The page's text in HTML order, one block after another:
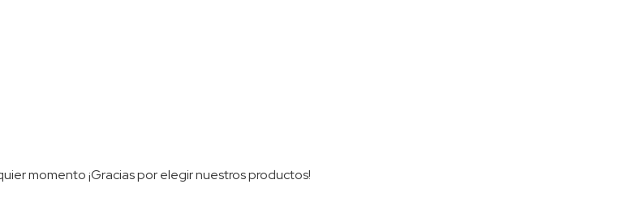
momento ¡Gracias por elegir nuestros productos!